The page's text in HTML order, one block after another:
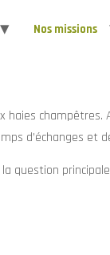
Nos missions
haies
d’échanges et
question